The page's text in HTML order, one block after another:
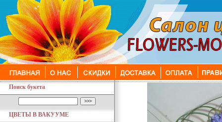
Поиск букета
ЦВЕТЫ В ВАКУУМЕ